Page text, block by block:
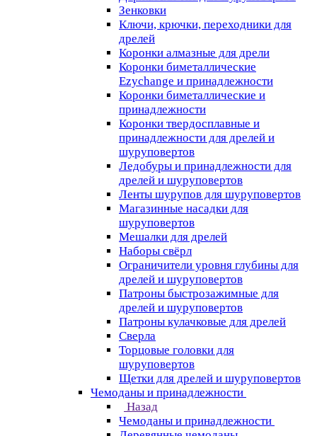
Зенковки
Ключи, крючки, переходники для
дрелей
Коронки алмазные для дрели
Коронки биметаллические
Ezychange и принадлежности
Коронки биметаллические и
принадлежности
Коронки твердосплавные и
принадлежности для дрелей и
шуруповертов
Ледобуры и принадлежности для
дрелей и шуруповертов
Ленты шурупов для шуруповертов
Магазинные насадки для
шуруповертов
Мешалки для дрелей
Наборы свёрл
Ограничители уровня глубины для
дрелей и шуруповертов
Патроны быстрозажимные для
дрелей и шуруповертов
Патроны кулачковые для дрелей
Сверла
Торцовые головки для
шуруповертов
Щетки для дрелей и шуруповертов
Чемоданы и принадлежности
Назад
Чемоданы и принадлежности